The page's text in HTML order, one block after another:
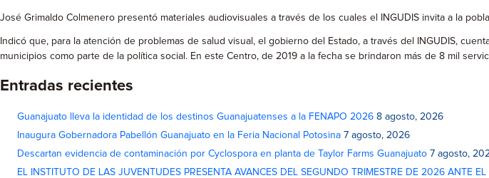
José Grimaldo Colmenero presentó materiales audiovisuales a través de los cuales el INGUDIS invita a la
Indicó que, para la atención de problemas de salud visual, el gobierno del Estado, a través del INGUDIS,
municipios como parte de la política social. En este Centro, de 2019 a la fecha se brindaron más de 8 mil
Entradas recientes
Guanajuato lleva la identidad de los destinos Guanajuatenses a la FENAPO 2026 8 agosto, 2026
Inaugura Gobernadora Pabellón Guanajuato en la Feria Nacional Potosina 7 agosto, 2026
Descartan evidencia de contaminación por Cyclospora en planta de Taylor Farms Guanajuato 7 agosto,
EL INSTITUTO DE LAS JUVENTUDES PRESENTA AVANCES DEL SEGUNDO TRIMESTRE DE 2026 ANTE